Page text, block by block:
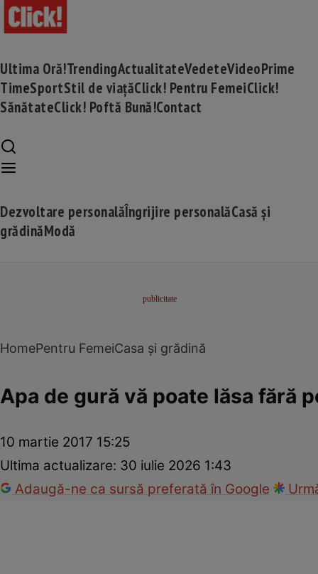
Ultima Oră!TrendingActualitateVedeteVideoPrime
TimeSportStil de viațăClick! Pentru FemeiClick!
SănătateClick! Poftă Bună!Contact
Dezvoltare personalăÎngrijire personalăCasă și
grădinăModă
HomePentru FemeiCasa și grădină
Apa de gură vă poate lăsa fără
10 martie 2017 15:25
Ultima actualizare: 30 iulie 2026 1:43
Adaugă-ne ca sursă preferată în Google